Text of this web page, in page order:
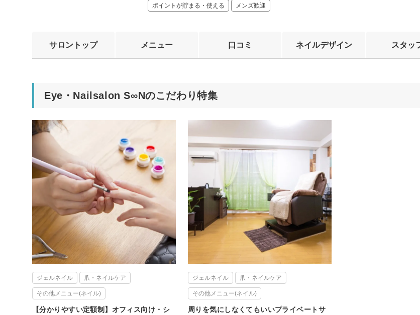
ポイントが貯まる・使える メンズ歓迎
サロントップ メニュー 口コミ ネイルデザイン スタッ
Eye・Nailsalon S∞Nのこだわり特集
ジェルネイル 爪・ネイルケア
その他メニュー(ネイル)
【分かりやすい定額制】オフィス向け・シ
ジェルネイル 爪・ネイルケア
その他メニュー(ネイル)
周りを気にしなくてもいいプライベートサ